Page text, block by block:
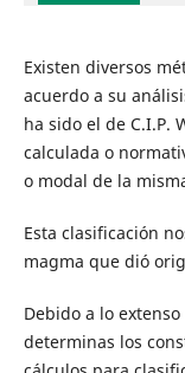
Existen diversos
acuerdo a su
ha sido el de C.I.P.
calculada o
o modal de la
Esta clasificación
magma que dió
Debido a lo
determinas los